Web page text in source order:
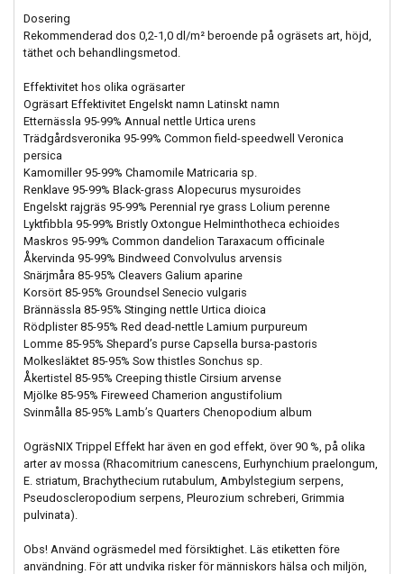
Dosering
Rekommenderad dos 0,2-1,0 dl/m² beroende på ogräsets art, höjd,
täthet och behandlingsmetod.
Effektivitet hos olika ogräsarter
Ogräsart Effektivitet Engelskt namn Latinskt namn
Etternässla 95-99% Annual nettle Urtica urens
Trädgårdsveronika 95-99% Common field-speedwell Veronica
persica
Kamomiller 95-99% Chamomile Matricaria sp.
Renklave 95-99% Black-grass Alopecurus mysuroides
Engelskt rajgräs 95-99% Perennial rye grass Lolium perenne
Lyktfibbla 95-99% Bristly Oxtongue Helminthotheca echioides
Maskros 95-99% Common dandelion Taraxacum officinale
Åkervinda 95-99% Bindweed Convolvulus arvensis
Snärjmåra 85-95% Cleavers Galium aparine
Korsört 85-95% Groundsel Senecio vulgaris
Brännässla 85-95% Stinging nettle Urtica dioica
Rödplister 85-95% Red dead-nettle Lamium purpureum
Lomme 85-95% Shepard’s purse Capsella bursa-pastoris
Molkesläktet 85-95% Sow thistles Sonchus sp.
Åkertistel 85-95% Creeping thistle Cirsium arvense
Mjölke 85-95% Fireweed Chamerion angustifolium
Svinmålla 85-95% Lamb’s Quarters Chenopodium album
OgräsNIX Trippel Effekt har även en god effekt, över 90 %, på olika
arter av mossa (Rhacomitrium canescens, Eurhynchium praelongum,
E. striatum, Brachythecium rutabulum, Ambylstegium serpens,
Pseudoscleropodium serpens, Pleurozium schreberi, Grimmia
pulvinata).
Obs! Använd ogräsmedel med försiktighet. Läs etiketten före
användning. För att undvika risker för människors hälsa och miljön,